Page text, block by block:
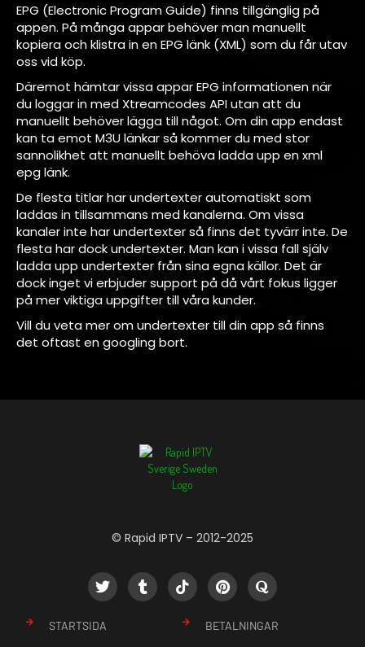
EPG (Electronic Program Guide) finns tillgänglig på
appen. På många appar behöver man manuellt
kopiera och klistra in en EPG länk (XML) som du får utav
oss vid köp.
Däremot hämtar vissa appar EPG informationen när
du loggar in med Xtreamcodes API utan att du
manuellt behöver lägga till något. Om din app endast
kan ta emot M3U länkar så kommer du med stor
sannolikhet att manuellt behöva ladda upp en xml
epg länk.
De flesta titlar har undertexter automatiskt som
laddas in tillsammans med kanalerna. Om vissa
kanaler inte har undertexter så finns det tyvärr inte. De
flesta har dock undertexter. Man kan i vissa fall själv
ladda upp undertexter från sina egna källor. Det är
dock inget vi erbjuder support på då vårt fokus ligger
på mer viktiga uppgifter till våra kunder.
Vill du veta mer om undertexter till din app så finns
det oftast en googling bort.
© Rapid IPTV – 2012-2025
STARTSIDA BETALNINGAR